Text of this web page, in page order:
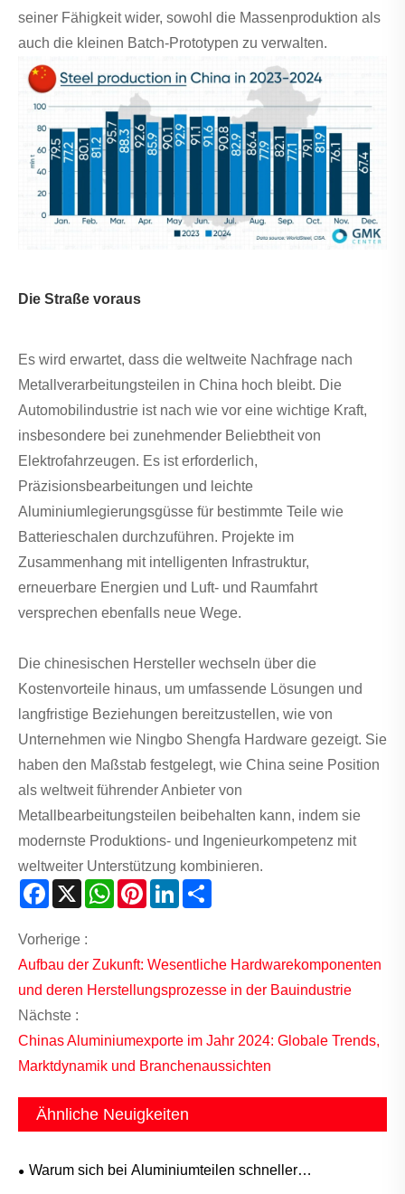
seiner Fähigkeit wider, sowohl die Massenproduktion als
auch die kleinen Batch-Prototypen zu verwalten.
Die Straße voraus
Es wird erwartet, dass die weltweite Nachfrage nach
Metallverarbeitungsteilen in China hoch bleibt. Die
Automobilindustrie ist nach wie vor eine wichtige Kraft,
insbesondere bei zunehmender Beliebtheit von
Elektrofahrzeugen. Es ist erforderlich,
Präzisionsbearbeitungen und leichte
Aluminiumlegierungsgüsse für bestimmte Teile wie
Batterieschalen durchzuführen. Projekte im
Zusammenhang mit intelligenten Infrastruktur,
erneuerbare Energien und Luft- und Raumfahrt
versprechen ebenfalls neue Wege.
Die chinesischen Hersteller wechseln über die
Kostenvorteile hinaus, um umfassende Lösungen und
langfristige Beziehungen bereitzustellen, wie von
Unternehmen wie Ningbo Shengfa Hardware gezeigt. Sie
haben den Maßstab festgelegt, wie China seine Position
als weltweit führender Anbieter von
Metallbearbeitungsteilen beibehalten kann, indem sie
modernste Produktions- und Ingenieurkompetenz mit
weltweiter Unterstützung kombinieren.
Facebook
X WhatsAppPinterestLinkedIn
Vorherige :
Aufbau der Zukunft: Wesentliche Hardwarekomponenten
und deren Herstellungsprozesse in der Bauindustrie
Nächste :
Chinas Aluminiumexporte im Jahr 2024: Globale Trends,
Marktdynamik und Branchenaussichten
Ähnliche Neuigkeiten
Warum sich bei Aluminiumteilen schneller